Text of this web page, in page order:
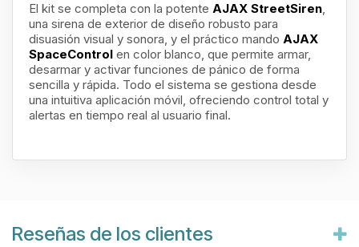
El kit se completa con la potente AJAX StreetSiren,
una sirena de exterior de diseño robusto para
disuasión visual y sonora, y el práctico mando AJAX
SpaceControl en color blanco, que permite armar,
desarmar y activar funciones de pánico de forma
sencilla y rápida. Todo el sistema se gestiona desde
una intuitiva aplicación móvil, ofreciendo control total y
alertas en tiempo real al usuario final.
Reseñas de los clientes